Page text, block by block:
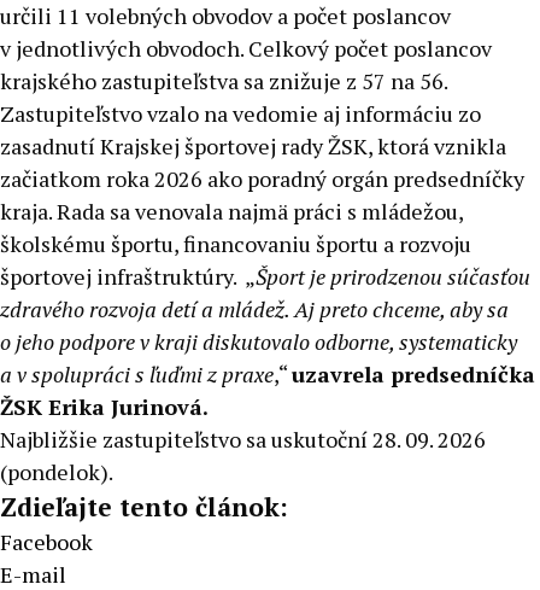
určili 11 volebných obvodov a počet poslancov
v jednotlivých obvodoch. Celkový počet poslancov
krajského zastupiteľstva sa znižuje z 57 na 56.
Zastupiteľstvo vzalo na vedomie aj informáciu zo
zasadnutí Krajskej športovej rady ŽSK, ktorá vznikla
začiatkom roka 2026 ako poradný orgán predsedníčky
kraja. Rada sa venovala najmä práci s mládežou,
školskému športu, financovaniu športu a rozvoju
športovej infraštruktúry. „Šport je prirodzenou súčasťou
zdravého rozvoja detí a mládež. Aj preto chceme, aby sa
o jeho podpore v kraji diskutovalo odborne, systematicky
a v spolupráci s ľuďmi z praxe,“uzavrela predsedníčka
ŽSK Erika Jurinová.
Najbližšie zastupiteľstvo sa uskutoční 28. 09. 2026
(pondelok).
Zdieľajte tento článok:
Facebook
E-mail